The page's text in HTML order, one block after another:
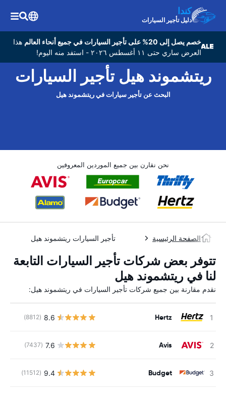
كندا
دليل تأجير السيارات
خصم يصل إلى 20% على تأجير السيارات في جميع أنحاء العالم
هذا
العرض ساري حتى ١١ أغسطس ٢٠٢٦ - استفد منه اليوم!
ريتشموند هيل تأجير السيارات
البحث عن تأجير سيارات في ريتشموند هيل
نحن نقارن بين جميع الموردين المعروفين
الصفحة الرئيسية تأجير السيارات ريتشموند هيل
تتوفر بعض شركات تأجير السيارات التابعة
لنا في ريتشموند هيل
نقدم مقارنة بين جميع شركات تأجير السيارات في ريتشموند هيل:
Hertz
8.6
(8812)
Avis
7.6
(7437)
Budget
9.4
(11512)